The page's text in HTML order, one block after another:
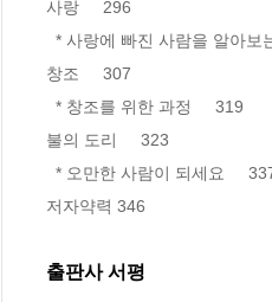
사랑     296
창조     307
불의 도리     323
저자약력 346
출판사 서평